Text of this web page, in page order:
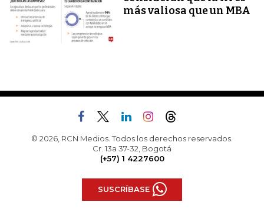
más valiosa que un MBA
© 2026, RCN Medios. Todos los derechos reservados.
Cr. 13a 37-32, Bogotá
(+57) 1 4227600
SUSCRÍBASE